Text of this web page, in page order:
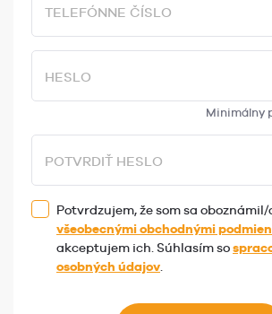
TELEFÓNNE ČÍSLO
HESLO
Minimálny
POTVRDIŤ HESLO
Potvrdzujem, že som sa oboznámil/
všeobecnými obchodnými
akceptujem ich. Súhlasím so
osobných údajov